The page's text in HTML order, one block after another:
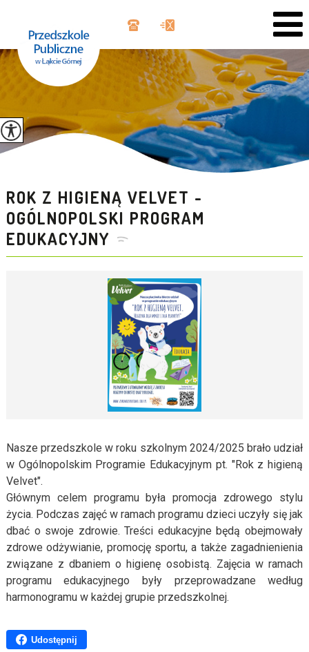
ROK Z HIGIENĄ VELVET -
OGÓLNOPOLSKI PROGRAM
EDUKACYJNY
Nasze przedszkole w roku szkolnym 2024/2025 brało udział
w Ogólnopolskim Programie Edukacyjnym pt. "Rok z higieną
Velvet".
Głównym celem programu była promocja zdrowego stylu
życia. Podczas zajęć w ramach programu dzieci uczyły się jak
dbać o swoje zdrowie. Treści edukacyjne będą obejmowały
zdrowe odżywianie, promocję sportu, a także zagadnienienia
związane z dbaniem o higienę osobistą. Zajęcia w ramach
programu edukacyjnego były przeprowadzane według
harmonogramu w każdej grupie przedszkolnej.
Udostępnij